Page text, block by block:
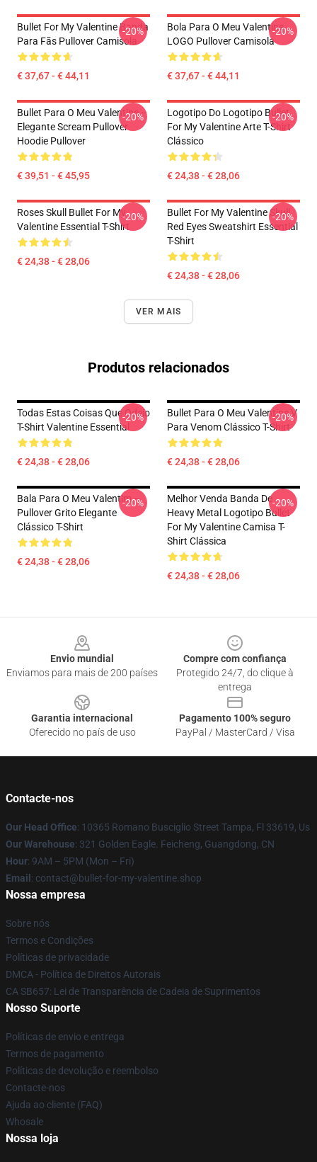
Bullet For My Valentine Banda
Para Fãs Pullover Camisola
€ 37,67 - € 44,11
-20%
Bola Para O Meu Valentine-
LOGO Pullover Camisola
€ 37,67 - € 44,11
-20%
Bullet Para O Meu Valentine –
Elegante Scream Pullover
Hoodie Pullover
€ 39,51 - € 45,95
-20%
Logotipo Do Logotipo Bullet
For My Valentine Arte T-Shirt
Clássico
€ 24,38 - € 28,06
-20%
Roses Skull Bullet For My
Valentine Essential T-Shirt
€ 24,38 - € 28,06
-20%
Bullet For My Valentine Skull
Red Eyes Sweatshirt Essential
T-Shirt
€ 24,38 - € 28,06
-20%
VER MAIS
Produtos relacionados
Todas Estas Coisas Que Odeio
T-Shirt Valentine Essential
€ 24,38 - € 28,06
-20%
Bullet Para O Meu Valentine V
Para Venom Clássico T-Shirt
€ 24,38 - € 28,06
-20%
Bala Para O Meu Valentim –
Pullover Grito Elegante
Clássico T-Shirt
€ 24,38 - € 28,06
-20%
Melhor Venda Banda De
Heavy Metal Logotipo Bullet
For My Valentine Camisa T-
Shirt Clássica
€ 24,38 - € 28,06
-20%
Envio mundial
Enviamos para mais de 200 países
Compre com confiança
Protegido 24/7, do clique à
entrega
Garantia internacional
Oferecido no país de uso
Pagamento 100% seguro
PayPal / MasterCard / Visa
Contacte-nos
Our Head Office: 10365 Romano Busciglio Street Tampa, Fl 33619, Us
Our Warehouse: 321 Golden Eagle. Feicheng, Guangdong, CN
Hour: 9AM – 5PM (Mon – Fri)
Email : contact@bullet-for-my-valentine.shop
Nossa empresa
Sobre nós
Termos e Condições
Políticas de privacidade
DMCA - Política de Direitos Autorais
CA SB657: Lei de Transparência de Cadeia de Suprimentos
Nosso Suporte
Políticas de envio e entrega
Termos de pagamento
Políticas de devolução e reembolso
Contacte-nos
Ajuda ao cliente (FAQ)
Whosale
Nossa loja